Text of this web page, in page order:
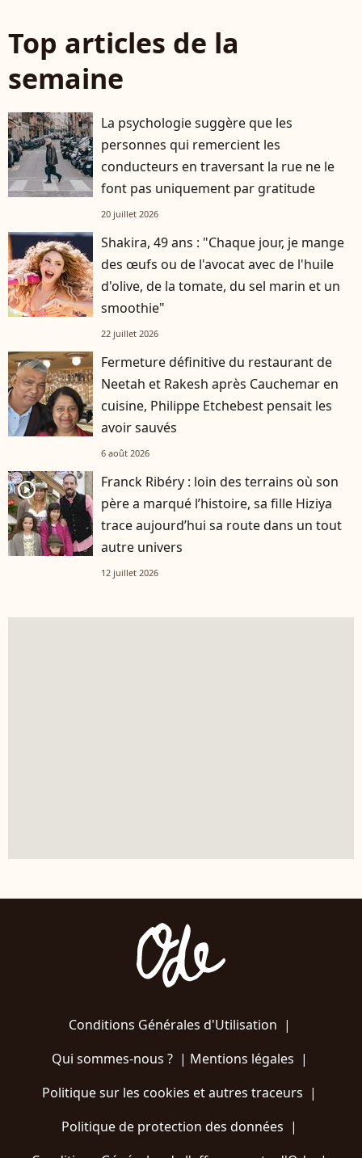
Top articles de la
semaine
La psychologie suggère que les
personnes qui remercient les
conducteurs en traversant la rue ne le
font pas uniquement par gratitude
20 juillet 2026
Shakira, 49 ans : "Chaque jour, je mange
des œufs ou de l'avocat avec de l'huile
d'olive, de la tomate, du sel marin et un
smoothie"
22 juillet 2026
Fermeture définitive du restaurant de
Neetah et Rakesh après Cauchemar en
cuisine, Philippe Etchebest pensait les
avoir sauvés
6 août 2026
player2
Franck Ribéry : loin des terrains où son
père a marqué l’histoire, sa fille Hiziya
trace aujourd’hui sa route dans un tout
autre univers
12 juillet 2026
Conditions Générales d'Utilisation |
Qui sommes-nous ?| Mentions légales |
Politique sur les cookies et autres traceurs |
Politique de protection des données |